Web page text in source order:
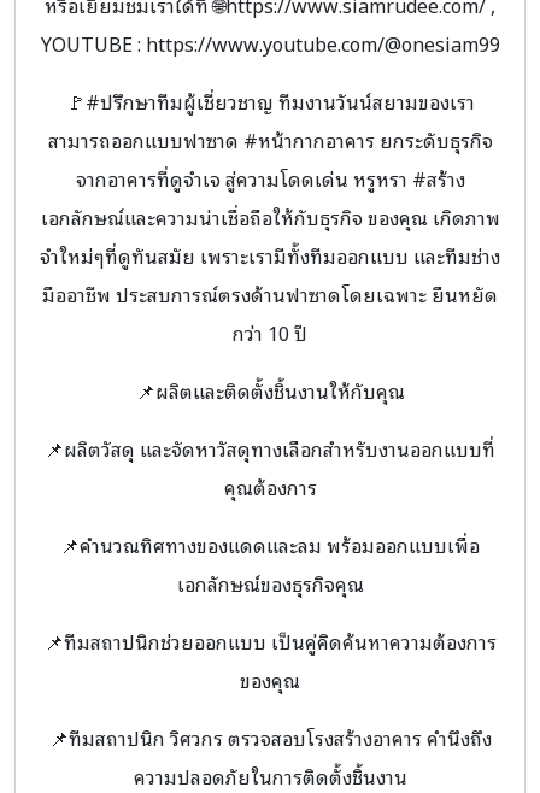
YOUTUBE : https://www.youtube.com/@onesiam99
🚩#ปรึกษาทีมผู้เชี่ยวชาญ ทีมงานวันน์สยามของเรา
สามารถออกแบบฟาซาด #หน้ากากอาคาร ยกระดับธุรกิจ
จากอาคารที่ดูจำเจ สู่ความโดดเด่น หรูหรา #สร้าง
เอกลักษณ์และความน่าเชื่อถือให้กับธุรกิจ ของคุณ เกิดภาพ
จำใหม่ๆที่ดูทันสมัย เพราะเรามีทั้งทีมออกแบบ และทีมช่าง
มืออาชีพ ประสบการณ์ตรงด้านฟาซาดโดยเฉพาะ ยืนหยัด
กว่า 10 ปี
📌ผลิตและติดตั้งชิ้นงานให้กับคุณ
📌ผลิตวัสดุ และจัดหาวัสดุทางเลือกสำหรับงานออกแบบที่
คุณต้องการ
📌คำนวณทิศทางของแดดและลม พร้อมออกแบบเพื่อ
เอกลักษณ์ของธุรกิจคุณ
📌ทีมสถาปนิกช่วยออกแบบ เป็นคู่คิดค้นหาความต้องการ
ของคุณ
📌ทีมสถาปนิก วิศวกร ตรวจสอบโรงสร้างอาคาร คำนึงถึง
ความปลอดภัยในการติดตั้งชิ้นงาน